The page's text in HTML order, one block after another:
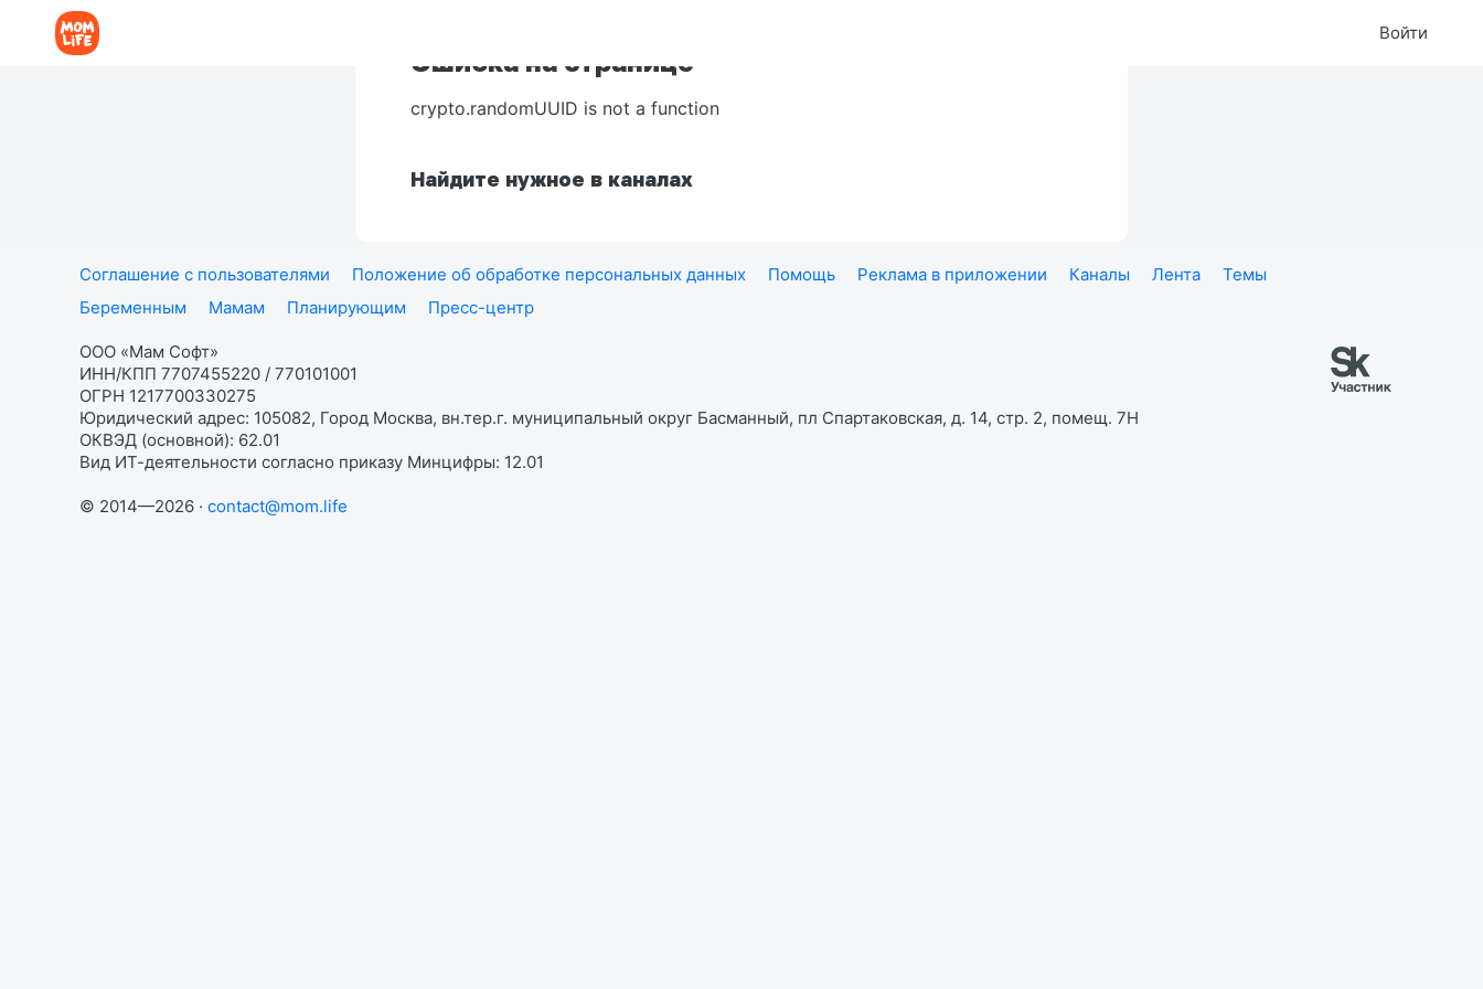
Войти
Ошибка на странице
crypto.randomUUID is not a function
Найдите нужное в каналах
Соглашение с пользователями Положение об обработке персональных данных Помощь Реклама в приложении Каналы Лента
Темы
Беременным
Мамам Планирующим Пресс-центр
ООО «Мам Софт»
ИНН/КПП 7707455220 / 770101001
ОГРН 1217700330275
Юридический адрес: 105082, Город Москва, вн.тер.г. муниципальный округ Басманный, пл Спартаковская, д. 14, стр. 2, помещ. 7Н
ОКВЭД (основной): 62.01
Вид ИТ-деятельности согласно приказу Минцифры: 12.01
© 2014—2026 · contact@mom.life